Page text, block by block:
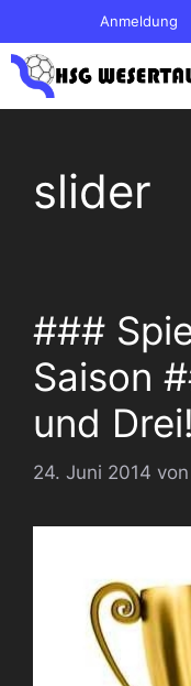
Inhalt
springen
Anmeldung
slider
###
Saison
und Drei!
24. Juni 2014 von